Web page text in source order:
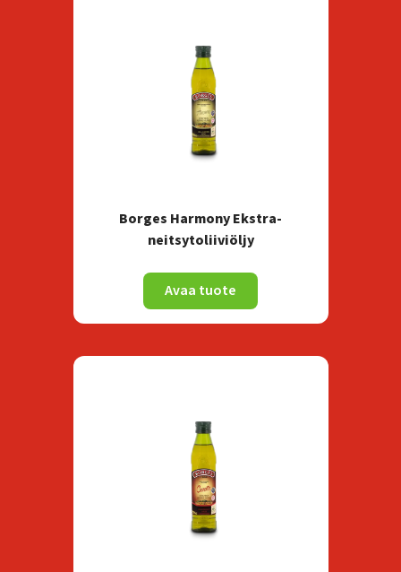
Borges Harmony Ekstra-
neitsytoliiviöljy
Avaa tuote